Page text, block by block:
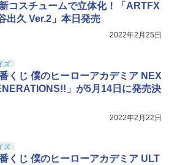
コスチュームで立体化！「ARTFX
出久 Ver.2」本日発売
2022年2月25日
ズ
番くじ 僕のヒーローアカデミア NEX
」が5月14日に発売決
2022年2月22日
ズ
番くじ 僕のヒーローアカデミア ULT